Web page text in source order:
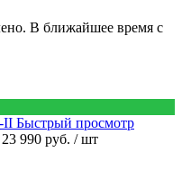
В ближайшее время с
Быстрый просмотр
23 990 руб. / шт